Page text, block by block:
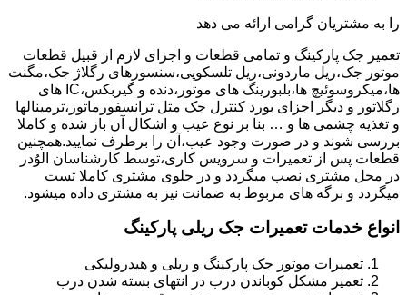
را به مشتریان گرامی ارائه می دهد
تعمیر جک پارکینگ و تمامی قطعات و اجزای لازم از قبیل قطعات
موتور جک،ریل ماردونی،ریل تلسکوپی،سنسورهای رگلاژ جک،مگنت
ها،میکروسوئیچ ها،بلبورینگ های موتور،دنده و گیربکس،IC های
رگلاتور و دیگر اجزای بورد کنترل جک مثل ترانسفورماتور،ترمینالها
و تغذیه چشمی ها و … بنا بر نوع عیب و اشکال آن باز شده و کاملا
بررسی شوند و در صورت وجود عیب،آن را برطرف نمایید.همچنین
قطعات پس از تعمیرات و سرویس کاری،توسط کارشناسان الوُدر
در محل مشتری نصب میگردد و در جلوی مشتری کاملا تست
میگردد و برگه های مربوط به ضمانت نیز به مشتری داده میشود.
انواع خدمات تعمیرات جک ریلی پارکینگ
تعمیرات موتور جک پارکینگ و ریلی و هیدرولیکی
تعمیر مشکل کوباندن درب در انتهای بسته شدن درب